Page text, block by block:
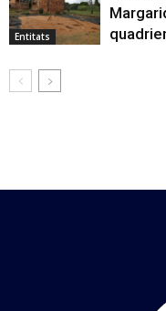
Entitats